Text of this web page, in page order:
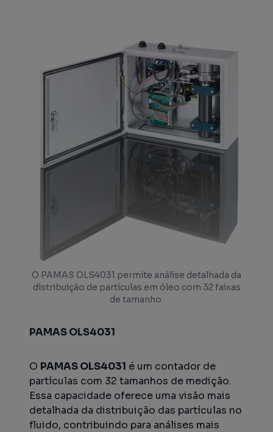
O PAMAS OLS4031 permite análise detalhada da
distribuição de partículas em óleo com 32 faixas
de tamanho.
PAMAS OLS4031
O PAMAS OLS4031 é um contador de
partículas com 32 tamanhos de medição.
Essa capacidade oferece uma visão mais
detalhada da distribuição das partículas no
fluido, contribuindo para análises mais